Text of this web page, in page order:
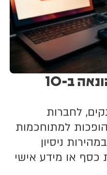
כך מזהים הודעת הונאה ב-10
לחברות
למתוחכמות
ניסיון
כסף או מידע אישי